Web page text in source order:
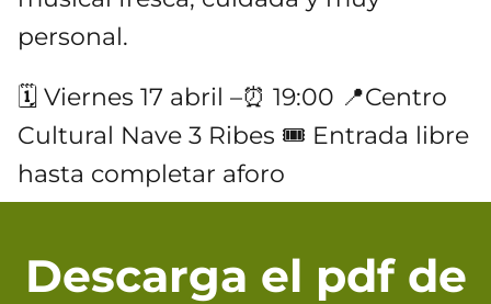
personal.
🗓 Viernes 17 abril –⏰ 19:00 📍Centro
Cultural Nave 3 Ribes 🎟 Entrada libre
hasta completar aforo
Descarga el pdf de